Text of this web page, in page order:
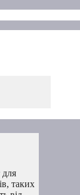
для
таких